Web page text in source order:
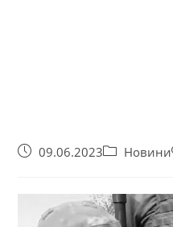
09.06.2023 Новини